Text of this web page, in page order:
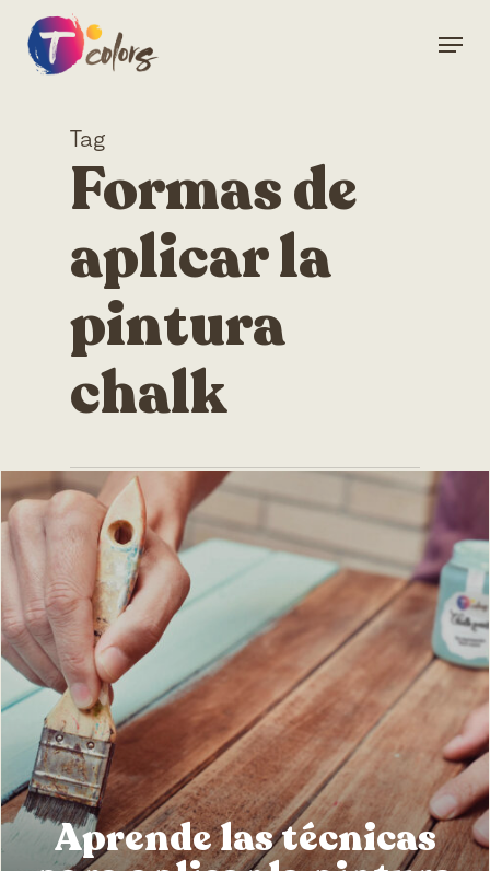
main
Tag
Formas de
aplicar la
pintura
chalk
Aprende las técnicas